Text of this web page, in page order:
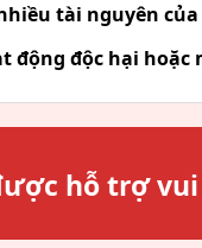
tài nguyên
động độc hại hoặc
hỗ trợ